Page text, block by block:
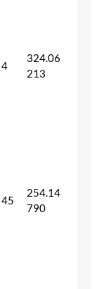
4
324.06
213
45
254.14
790